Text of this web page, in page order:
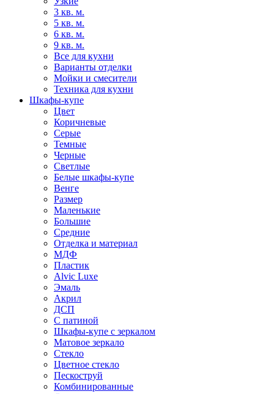
3 кв. м.
5 кв. м.
6 кв. м.
9 кв. м.
Все для кухни
Варианты отделки
Мойки и смесители
Техника для кухни
Шкафы-купе
Цвет
Коричневые
Серые
Темные
Черные
Светлые
Белые шкафы-купе
Венге
Размер
Маленькие
Большие
Средние
Отделка и материал
МДФ
Пластик
Alvic Luxe
Эмаль
Акрил
ДСП
С патиной
Шкафы-купе с зеркалом
Матовое зеркало
Стекло
Цветное стекло
Пескоструй
Комбинированные